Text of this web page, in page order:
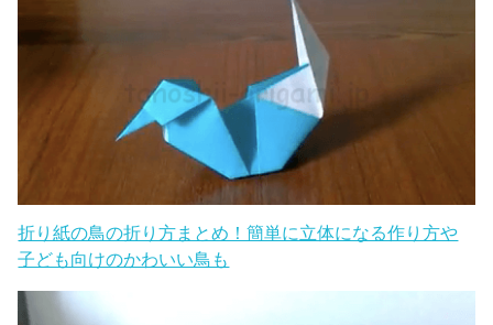
折り紙の船の折り方まとめ！平面で簡単な作り方や難し
くてかっこいい船など7つ紹介！